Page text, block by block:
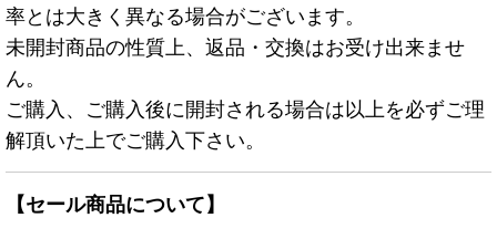
率とは大きく異なる場合がございます。
未開封商品の性質上、返品・交換はお受け出来ませ
ん。
ご購入、ご購入後に開封される場合は以上を必ずご理
解頂いた上でご購入下さい。
【セール商品について】